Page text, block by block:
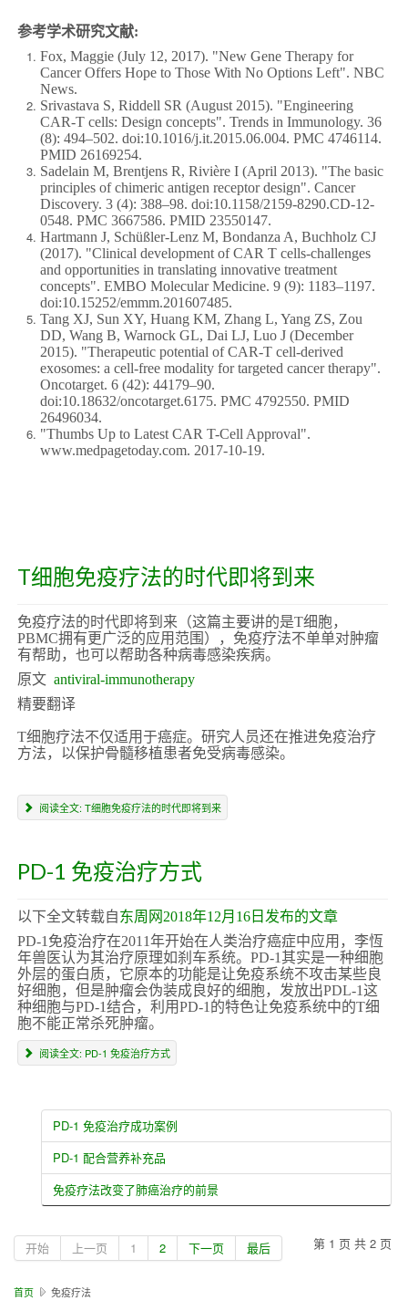
参考学术研究文献:
Fox, Maggie (July 12, 2017). "New Gene Therapy for
Cancer Offers Hope to Those With No Options Left". NBC
News.
Srivastava S, Riddell SR (August 2015). "Engineering
CAR-T cells: Design concepts". Trends in Immunology. 36
(8): 494–502. doi:10.1016/j.it.2015.06.004. PMC 4746114.
PMID 26169254.
Sadelain M, Brentjens R, Rivière I (April 2013). "The basic
principles of chimeric antigen receptor design". Cancer
Discovery. 3 (4): 388–98. doi:10.1158/2159-8290.CD-12-
0548. PMC 3667586. PMID 23550147.
Hartmann J, Schüßler-Lenz M, Bondanza A, Buchholz CJ
(2017). "Clinical development of CAR T cells-challenges
and opportunities in translating innovative treatment
concepts". EMBO Molecular Medicine. 9 (9): 1183–1197.
doi:10.15252/emmm.201607485.
Tang XJ, Sun XY, Huang KM, Zhang L, Yang ZS, Zou
DD, Wang B, Warnock GL, Dai LJ, Luo J (December
2015). "Therapeutic potential of CAR-T cell-derived
exosomes: a cell-free modality for targeted cancer therapy".
Oncotarget. 6 (42): 44179–90.
doi:10.18632/oncotarget.6175. PMC 4792550. PMID
26496034.
"Thumbs Up to Latest CAR T-Cell Approval".
www.medpagetoday.com. 2017-10-19.
T细胞免疫疗法的时代即将到来
免疫疗法的时代即将到来（这篇主要讲的是T细胞，
PBMC拥有更广泛的应用范围），免疫疗法不单单对肿瘤
有帮助，也可以帮助各种病毒感染疾病。
原文antiviral-immunotherapy
精要翻译
T细胞疗法不仅适用于癌症。研究人员还在推进免疫治疗
方法，以保护骨髓移植患者免受病毒感染。
阅读全文: T细胞免疫疗法的时代即将到来
PD-1 免疫治疗方式
以下全文转载自东周网2018年12月16日发布的文章
PD-1免疫治疗在2011年开始在人类治疗癌症中应用，李恆
年兽医认为其治疗原理如刹车系统。PD-1其实是一种细胞
外层的蛋白质，它原本的功能是让免疫系统不攻击某些良
好细胞，但是肿瘤会伪装成良好的细胞，发放出PDL-1这
种细胞与PD-1结合，利用PD-1的特色让免疫系统中的T细
胞不能正常杀死肿瘤。
阅读全文: PD-1 免疫治疗方式
PD-1 免疫治疗成功案例
PD-1 配合营养补充品
免疫疗法改变了肺癌治疗的前景
第 1 页 共 2 页
开始 上一页 1 2 下一页 最后
首页 免疫疗法